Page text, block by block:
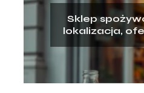
Sklep
lokalizacja,